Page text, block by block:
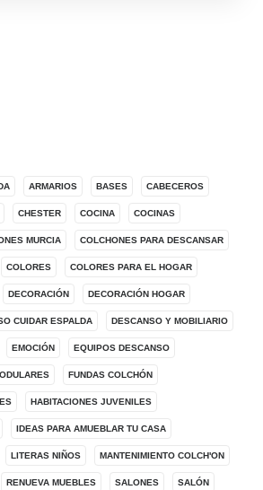
ARMARIOS BASES CABECEROS
CHESTER COCINA COCINAS
MURCIA COLCHONES PARA DESCANSAR
COLORES COLORES PARA EL HOGAR
DECORACIÓN DECORACIÓN HOGAR
CUIDAR ESPALDA DESCANSO Y MOBILIARIO
EMOCIÓN EQUIPOS DESCANSO
FUNDAS COLCHÓN
HABITACIONES JUVENILES
IDEAS PARA AMUEBLAR TU CASA
LITERAS NIÑOS MANTENIMIENTO COLCH'ON
RENUEVA MUEBLES SALONES SALÓN